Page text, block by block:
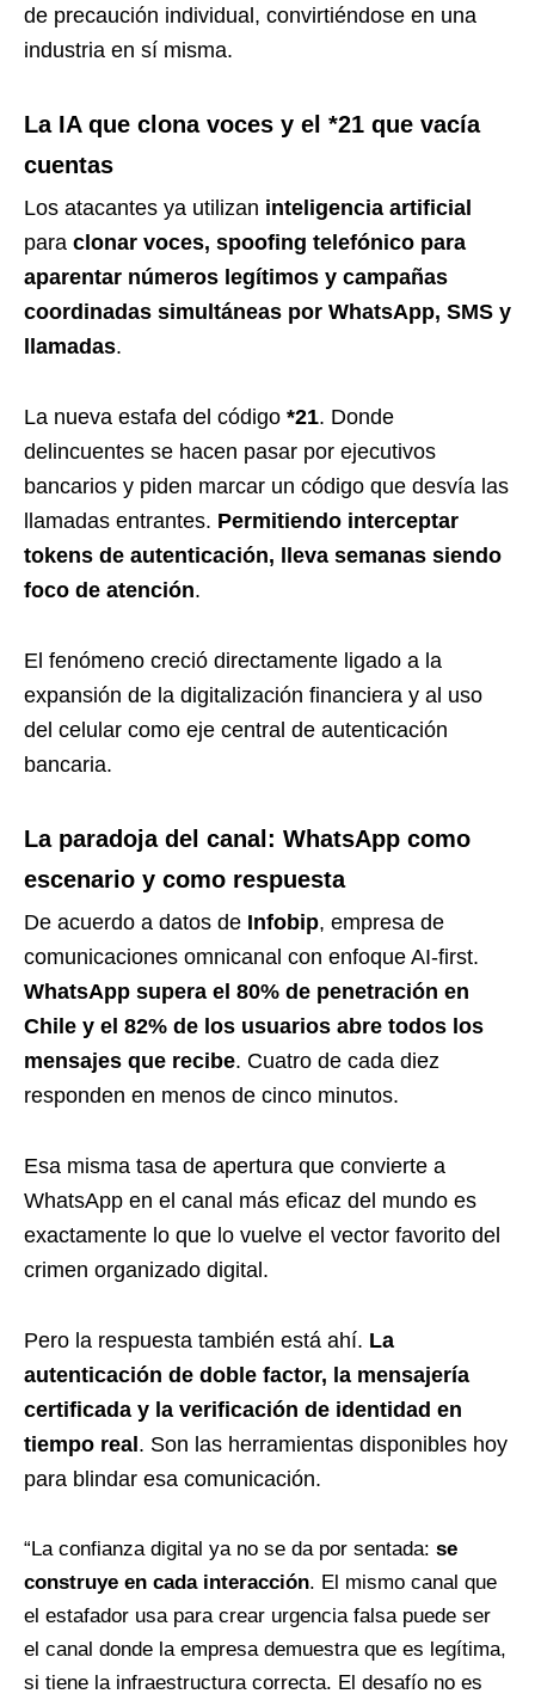
de precaución individual, convirtiéndose en una
industria en sí misma.
La IA que clona voces y el *21 que vacía
cuentas
Los atacantes ya utilizan inteligencia artificial
para clonar voces, spoofing telefónico para
aparentar números legítimos y campañas
coordinadas simultáneas por WhatsApp, SMS y
llamadas.
La nueva estafa del código *21. Donde
delincuentes se hacen pasar por ejecutivos
bancarios y piden marcar un código que desvía las
llamadas entrantes. Permitiendo interceptar
tokens de autenticación, lleva semanas siendo
foco de atención.
El fenómeno creció directamente ligado a la
expansión de la digitalización financiera y al uso
del celular como eje central de autenticación
bancaria.
La paradoja del canal: WhatsApp como
escenario y como respuesta
De acuerdo a datos de Infobip, empresa de
comunicaciones omnicanal con enfoque AI-first.
WhatsApp supera el 80% de penetración en
Chile y el 82% de los usuarios abre todos los
mensajes que recibe. Cuatro de cada diez
responden en menos de cinco minutos.
Esa misma tasa de apertura que convierte a
WhatsApp en el canal más eficaz del mundo es
exactamente lo que lo vuelve el vector favorito del
crimen organizado digital.
Pero la respuesta también está ahí. La
autenticación de doble factor, la mensajería
certificada y la verificación de identidad en
tiempo real. Son las herramientas disponibles hoy
para blindar esa comunicación.
“La confianza digital ya no se da por sentada: se
construye en cada interacción. El mismo canal que
el estafador usa para crear urgencia falsa puede ser
el canal donde la empresa demuestra que es legítima,
si tiene la infraestructura correcta. El desafío no es